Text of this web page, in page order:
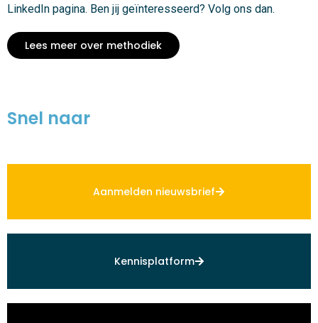
LinkedIn pagina. Ben jij geïnteresseerd? Volg ons dan.
Lees meer over methodiek
Snel naar
Aanmelden nieuwsbrief
Kennisplatform